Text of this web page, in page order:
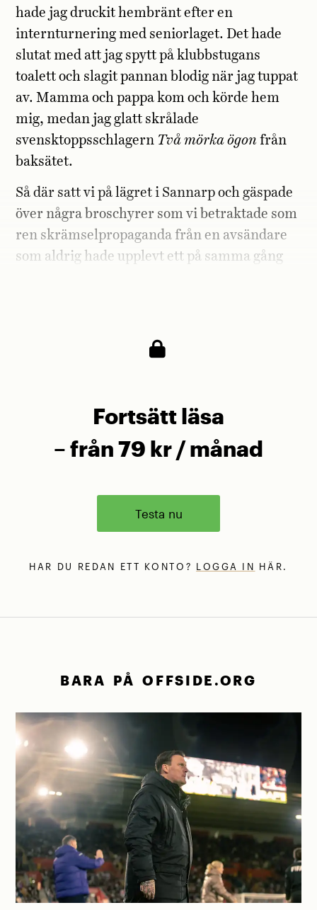
hade jag druckit hembränt efter en
internturnering med seniorlaget. Det hade
slutat med att jag spytt på klubbstugans
toalett och slagit pannan blodig när jag tuppat
av. Mamma och pappa kom och körde hem
mig, medan jag glatt skrålade
svensktoppsschlagern Två mörka ögonfrån
baksätet.
Så där satt vi på lägret i Sannarp och gäspade
över några broschyrer som vi betraktade som
ren skrämselpropaganda från en avsändare
som aldrig hade upplevt ett på samma gång
Fortsätt läsa
– från 79 kr / månad
Testa nu
HAR DU REDAN ETT KONTO? LOGGA IN HÄR.
BARA PÅ OFFSIDE.ORG